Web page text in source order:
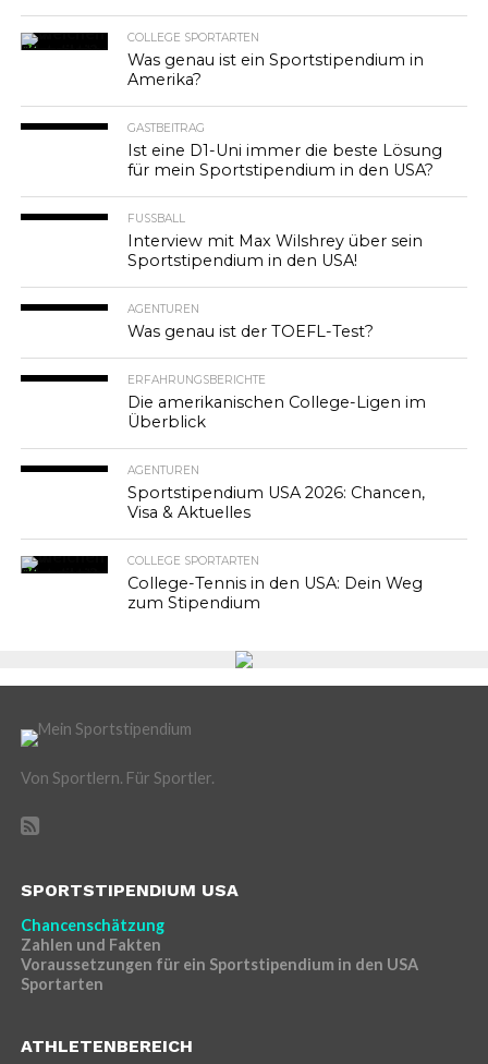
COLLEGE SPORTARTEN
Was genau ist ein Sportstipendium in
Amerika?
GASTBEITRAG
Ist eine D1-Uni immer die beste Lösung
für mein Sportstipendium in den USA?
FUSSBALL
Interview mit Max Wilshrey über sein
Sportstipendium in den USA!
AGENTUREN
Was genau ist der TOEFL-Test?
ERFAHRUNGSBERICHTE
Die amerikanischen College-Ligen im
Überblick
AGENTUREN
Sportstipendium USA 2026: Chancen,
Visa & Aktuelles
COLLEGE SPORTARTEN
College-Tennis in den USA: Dein Weg
zum Stipendium
Von Sportlern. Für Sportler.
SPORTSTIPENDIUM USA
Chancenschätzung
Zahlen und Fakten
Voraussetzungen für ein Sportstipendium in den USA
Sportarten
ATHLETENBEREICH